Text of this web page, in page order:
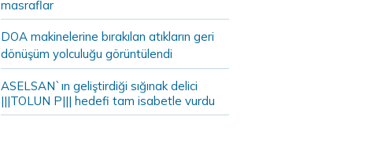
masraflar
DOA makinelerine bırakılan atıkların geri
dönüşüm yolculuğu görüntülendi
ASELSAN`ın geliştirdiği sığınak delici
|||TOLUN P||| hedefi tam isabetle vurdu